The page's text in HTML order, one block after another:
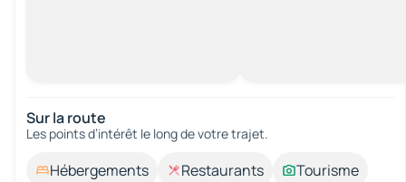
Sur la route
Les points d’intérêt le long de votre trajet.
Hébergements Restaurants
Tourisme